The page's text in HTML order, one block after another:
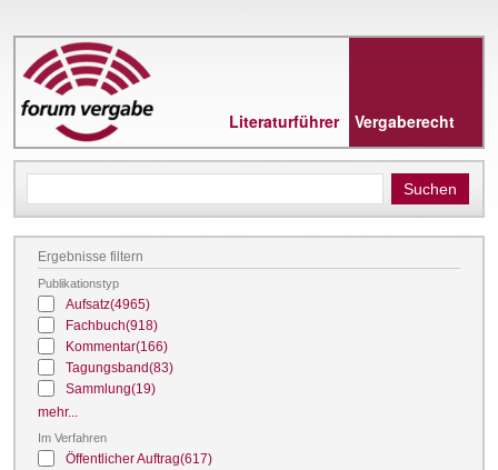
Literaturführer Vergaberecht
Ergebnisse filtern
Publikationstyp
Aufsatz(4965)
Fachbuch(918)
Kommentar(166)
Tagungsband(83)
Sammlung(19)
mehr...
Im Verfahren
Öffentlicher Auftrag(617)